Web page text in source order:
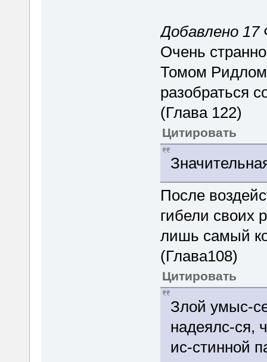
Добавлено 17
Очень
Томом
разобраться
(Глава 122)
Цитировать
После
гибели своих
лишь самый
(Глава108)
Цитировать
Злой умыс-
надеялс-ся,
ис-стинной